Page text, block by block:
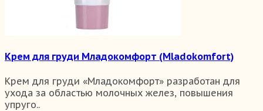
Крем для груди Младокомфорт (Mladokomfort)
Крем для груди «Младокомфорт» разработан для
ухода за областью молочных желез, повышения
упруго..